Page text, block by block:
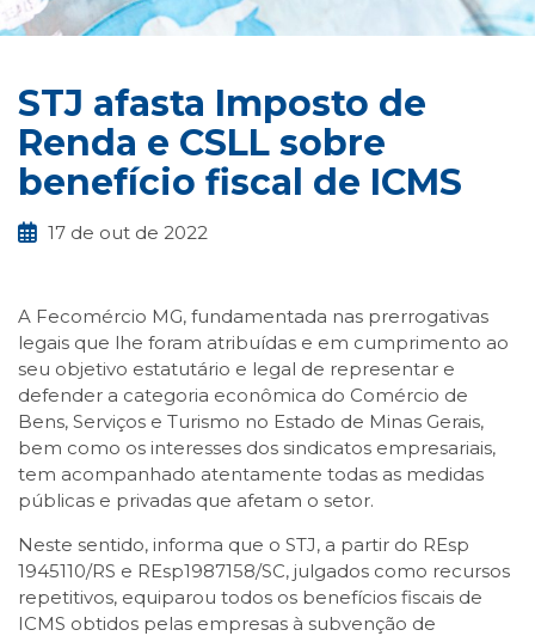
STJ afasta Imposto de
Renda e CSLL sobre
benefício fiscal de ICMS
17 de out de 2022
A Fecomércio MG, fundamentada nas prerrogativas
legais que lhe foram atribuídas e em cumprimento ao
seu objetivo estatutário e legal de representar e
defender a categoria econômica do Comércio de
Bens, Serviços e Turismo no Estado de Minas Gerais,
bem como os interesses dos sindicatos empresariais,
tem acompanhado atentamente todas as medidas
públicas e privadas que afetam o setor.
Neste sentido, informa que o STJ, a partir do REsp
1945110/RS e REsp1987158/SC, julgados como recursos
repetitivos, equiparou todos os benefícios fiscais de
ICMS obtidos pelas empresas à subvenção de